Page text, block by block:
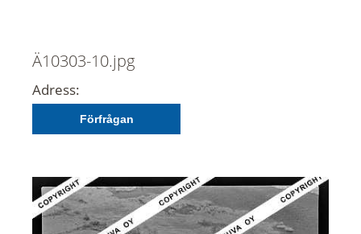
Ä10303-10.jpg
Adress:
Förfrågan